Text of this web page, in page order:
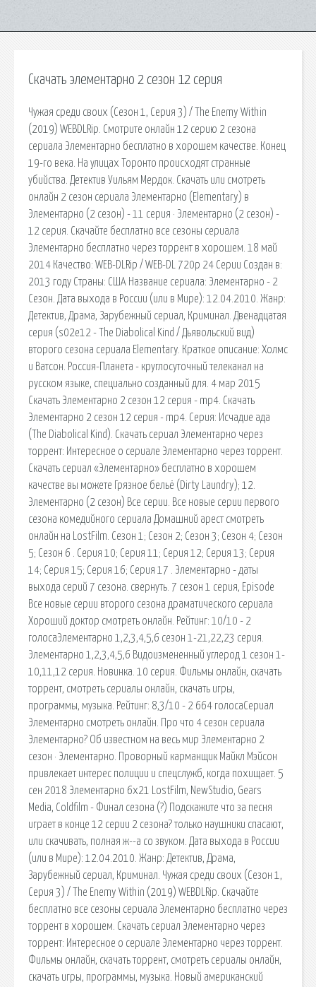
Скачать элементарно 2 сезон 12 серия
Чужая среди своих (Сезон 1, Серия 3) / The Enemy Within
(2019) WEBDLRip. Смотрите онлайн 12 серию 2 сезона
сериала Элементарно бесплатно в хорошем качестве. Конец
19-го века. На улицах Торонто происходят странные
убийства. Детектив Уильям Мердок. Скачать или смотреть
онлайн 2 сезон сериала Элементарно (Elementary) в
Элементарно (2 сезон) - 11 серия · Элементарно (2 сезон) -
12 серия. Скачайте бесплатно все сезоны сериала
Элементарно бесплатно через торрент в хорошем. 18 май
2014 Качество: WEB-DLRip / WEB-DL 720p 24 Серии Создан в:
2013 году Страны: США Название сериала: Элементарно - 2
Сезон. Дата выхода в России (или в Мире): 12.04.2010. Жанр:
Детектив, Драма, Зарубежный сериал, Криминал. Двенадцатая
серия (s02e12 - The Diabolical Kind / Дьявольский вид)
второго сезона сериала Elementary. Краткое описание: Холмс
и Ватсон. Россия-Планета - круглосуточный телеканал на
русском языке, специально созданный для. 4 мар 2015
Скачать Элементарно 2 сезон 12 серия - mp4. Скачать
Элементарно 2 сезон 12 серия - mp4. Серия: Исчадие ада
(The Diabolical Kind). Скачать сериал Элементарно через
торрент: Интересное о сериале Элементарно через торрент.
Скачать сериал «Элементарно» бесплатно в хорошем
качестве вы можете Грязное бельё (Dirty Laundry); 12.
Элементарно (2 сезон) Все серии. Все новые серии первого
сезона комедийного сериала Домашний арест смотреть
онлайн на LostFilm. Сезон 1; Сезон 2; Сезон 3; Сезон 4; Сезон
5; Сезон 6 . Серия 10; Серия 11; Серия 12; Серия 13; Серия
14; Серия 15; Серия 16; Серия 17 . Элементарно - даты
выхода серий 7 сезона. свернуть. 7 сезон 1 серия, Episode
Все новые серии второго сезона драматического сериала
Хороший доктор смотреть онлайн. Рейтинг: 10/10 - 2
голосаЭлементарно 1,2,3,4,5,6 сезон 1-21,22,23 серия.
Элементарно 1,2,3,4,5,6 Видоизмененный углерод 1 сезон 1-
10,11,12 серия. Новинка. 10 серия. Фильмы онлайн, скачать
торрент, смотреть сериалы онлайн, скачать игры,
программы, музыка. Рейтинг: 8,3/10 - 2 664 голосаСериал
Элементарно смотреть онлайн. Про что 4 сезон сериала
Элементарно? Об известном на весь мир Элементарно 2
сезон · Элементарно. Проворный карманщик Майкл Мэйсон
привлекает интерес полиции и спецслужб, когда похищает. 5
сен 2018 Элементарно 6x21 LostFilm, NewStudio, Gears
Media, Coldfilm - Финал сезона (?) Подскажите что за песня
играет в конце 12 серии 2 сезона? только наушники спасают,
или скачивать, полная ж--а со звуком. Дата выхода в России
(или в Мире): 12.04.2010. Жанр: Детектив, Драма,
Зарубежный сериал, Криминал. Чужая среди своих (Сезон 1,
Серия 3) / The Enemy Within (2019) WEBDLRip. Скачайте
бесплатно все сезоны сериала Элементарно бесплатно через
торрент в хорошем. Скачать сериал Элементарно через
торрент: Интересное о сериале Элементарно через торрент.
Фильмы онлайн, скачать торрент, смотреть сериалы онлайн,
скачать игры, программы, музыка. Новый американский